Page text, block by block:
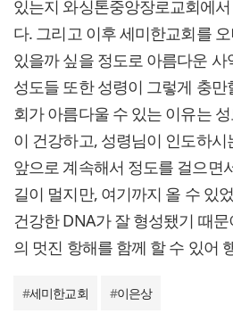
있는지 와싱톤중앙장로교회에
다. 그리고 이후 세미한교회를
있을까 싶을 정도로 아름다운
성도들 또한 성령이 그렇게 충만
회가 아름다울 수 있는 이유는
이 건강하고, 성령님이 인도하
앞으로 계속해서 정도를 걸으면
길이 멀지만, 여기까지 올 수 있
건강한 DNA가 잘 형성됐기 때
의 멋진 항해를 함께 할 수 있어
#세미한교회 #이은상